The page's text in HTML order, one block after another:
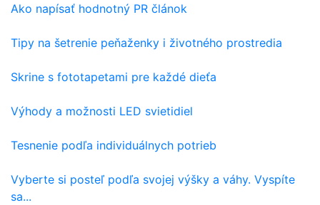
Ako napísať hodnotný PR článok
Tipy na šetrenie peňaženky i životného prostredia
Skrine s fototapetami pre každé dieťa
Výhody a možnosti LED svietidiel
Tesnenie podľa individuálnych potrieb
Vyberte si posteľ podľa svojej výšky a váhy. Vyspíte
sa...